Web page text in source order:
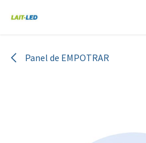
Panel de EMPOTRAR